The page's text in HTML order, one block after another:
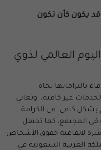
قد يكون كأن تكون
من ديسمبر 2016، اليوم العالمي لذوي
تجاه
غير كافية، وتعاني
بشكل كافي في الكرامة
المجتمع، كما تحتفل
لاتفاقية حقوق الأشخاص
العربية السعودية في